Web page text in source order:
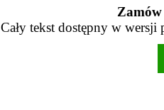
Cały tekst dostępny w